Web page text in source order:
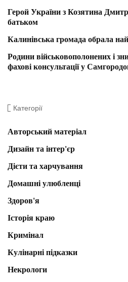
Герой України з Козятина
батьком
Калинівська громада обрала
Родини військовополонених і
фахові консультації у
Категорії
Авторський матеріал
Дизайн та інтер'єр
Дієти та харчування
Домашні улюбленці
Здоров'я
Історія краю
Кримінал
Кулінарні підказки
Некрологи